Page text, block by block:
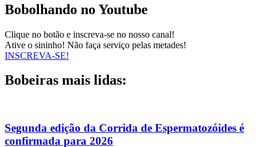
Bobolhando no Youtube
Clique no botão e inscreva-se no nosso canal!
Ative o sininho! Não faça serviço pelas metades!
INSCREVA-SE!
Bobeiras mais lidas:
Segunda edição da Corrida de Espermatozóides é
confirmada para 2026